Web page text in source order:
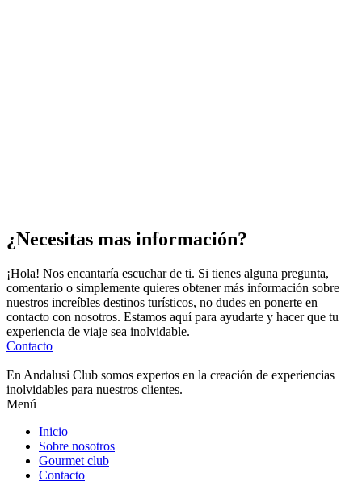
¿Necesitas mas información?
¡Hola! Nos encantaría escuchar de ti. Si tienes alguna pregunta,
comentario o simplemente quieres obtener más información sobre
nuestros increíbles destinos turísticos, no dudes en ponerte en
contacto con nosotros. Estamos aquí para ayudarte y hacer que tu
experiencia de viaje sea inolvidable.
Contacto
En Andalusi Club somos expertos en la creación de experiencias
inolvidables para nuestros clientes.
Menú
Inicio
Sobre nosotros
Gourmet club
Contacto